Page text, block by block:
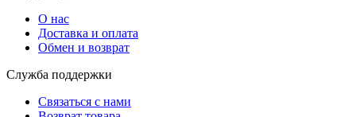
О нас
Доставка и оплата
Обмен и возврат
Служба поддержки
Связаться с нами